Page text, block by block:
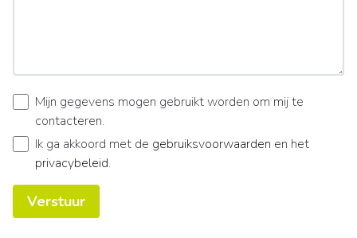
Mijn gegevens mogen gebruikt worden om mij te
contacteren.
Ik ga akkoord met de gebruiksvoorwaarden en het
privacybeleid.
Verstuur